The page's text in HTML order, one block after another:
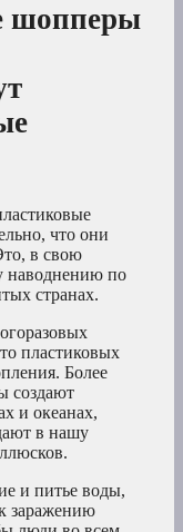
шопперы
что они
в свою
наводнению по
странах.
пластиковых
Более
создают
и океанах,
в нашу
и питье воды,
заражению